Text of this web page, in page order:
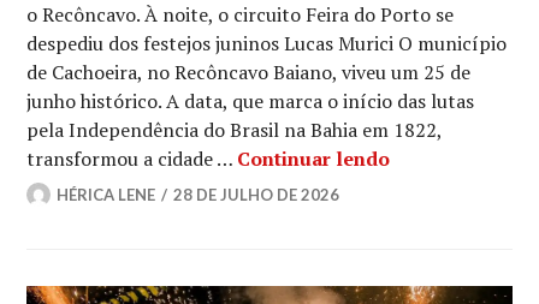
o Recôncavo. À noite, o circuito Feira do Porto se
despediu dos festejos juninos Lucas Murici O município
de Cachoeira, no Recôncavo Baiano, viveu um 25 de
junho histórico. A data, que marca o início das lutas
pela Independência do Brasil na Bahia em 1822,
transformou a cidade … Continuar lendoCachoeira vira
HÉRICA LENE 28 DE JULHO DE 2026